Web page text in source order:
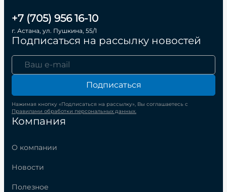
Компания
О компании
Новости
Полезное
+7 (705) 956 16-10
г. Астана, ул. Пушкина, 55/1
Подписаться на рассылку новостей
Подписаться
Нажимая кнопку «Подписаться на рассылку», Вы соглашаетесь с
Правилами обработки персональных данных.